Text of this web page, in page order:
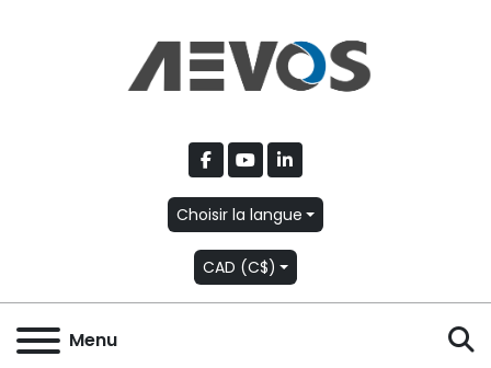
facebook
youtubelinkedin
Choisir la langue
CAD (C$)
Menu